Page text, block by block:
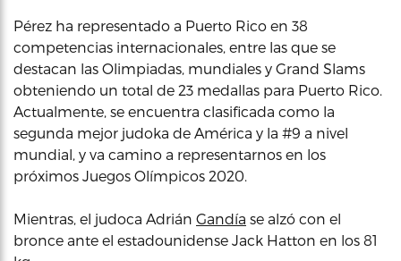
Pérez ha representado a Puerto Rico en 38
competencias internacionales, entre las que se
destacan las Olimpiadas, mundiales y Grand Slams
obteniendo un total de 23 medallas para Puerto Rico.
Actualmente, se encuentra clasificada como la
segunda mejor judoka de América y la #9 a nivel
mundial, y va camino a representarnos en los
próximos Juegos Olímpicos 2020.
Mientras, el judoca Adrián Gandía se alzó con el
bronce ante el estadounidense Jack Hatton en los 81